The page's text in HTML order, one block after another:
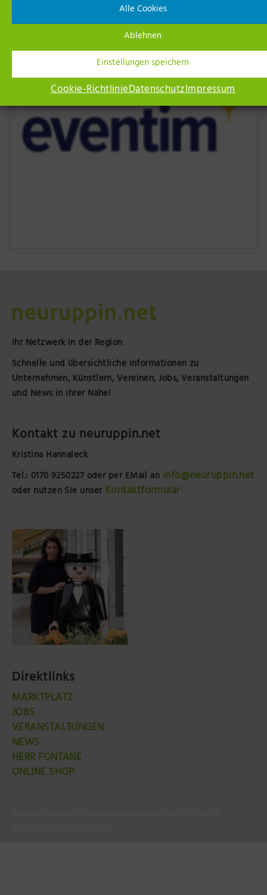
Alle Cookies
Ablehnen
Einstellungen speichern
Cookie-RichtlinieDatenschutzImpressum
Ihr Netzwerk in der Region
Schnelle und übersichtliche Informationen zu
Unternehmen, Künstlern, Vereinen, Jobs, Veranstaltungen
und News in Ihrer Nähe!
Kontakt zu neuruppin.net
Kristina Hannaleck
Tel.: 0170 9250227 oder per EMail an info@neuruppin.net
oder nutzen Sie unser Kontaktformular
Direktlinks
MARKTPLATZ
JOBS
VERANSTALTUNGEN
NEWS
HERR FONTANE
ONLINE SHOP